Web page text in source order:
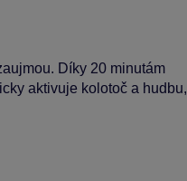
Díky 20 minutám
aktivuje kolotoč a hudbu,